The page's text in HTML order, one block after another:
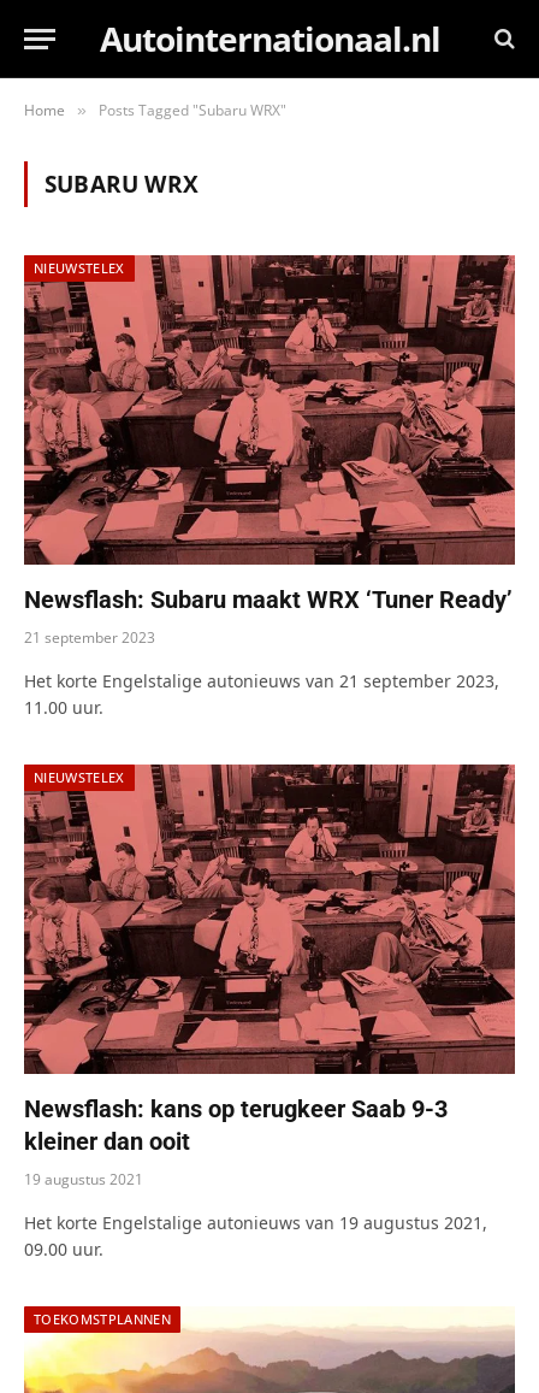
Autointernationaal.nl
Home » Posts Tagged "Subaru WRX"
SUBARU WRX
NIEUWSTELEX
Newsflash: Subaru maakt WRX ‘Tuner Ready’
21 september 2023
Het korte Engelstalige autonieuws van 21 september 2023,
11.00 uur.
NIEUWSTELEX
Newsflash: kans op terugkeer Saab 9-3
kleiner dan ooit
19 augustus 2021
Het korte Engelstalige autonieuws van 19 augustus 2021,
09.00 uur.
TOEKOMSTPLANNEN